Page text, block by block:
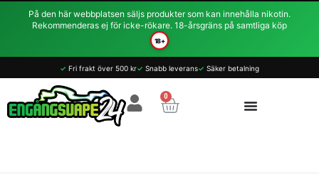
På den här webbplatsen säljs produkter som kan innehålla nikotin.
Rekommenderas ej för icke-rökare. 18-årsgräns på samtliga köp
18+
Hoppa
✓ Fri frakt över 500 kr✓ Snabb leverans✓ Säker betalning
0
Varukorg